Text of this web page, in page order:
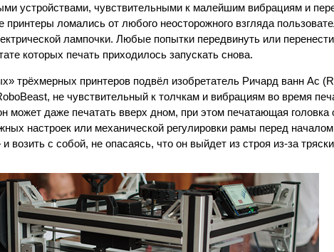
устройствами, чувствительными к малейшим вибрациям и
принтеры ломались от любого неосторожного взгляда
лампочки. Любые попытки передвинуть или
которых печать приходилось запускать снова.
трёхмерных принтеров подвёл изобретатель Ричард ванн Ас
не чувствительный к толчкам и вибрациям во время
может даже печатать вверх дном, при этом печатающая головка
настроек или механической регулировки рамы перед
возить с собой, не опасаясь, что он выйдет из строя из-за